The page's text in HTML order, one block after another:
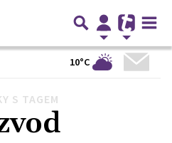
10°C
S TAGEM
29 Další